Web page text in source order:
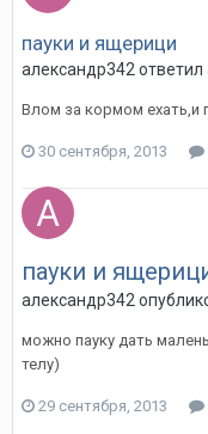
пауки и ящерици
александр342 ответил
Влом за кормом ехать,и
30 сентября, 2013
пауки и
александр342
можно пауку дать
телу)
29 сентября, 2013